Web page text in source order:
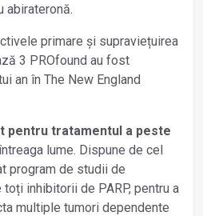
abirateronă.
primare și supraviețuirea
3 PROfound au fost
an în The New England
pentru tratamentul a peste
lume. Dispune de cel
program de studii de
inhibitorii de PARP, pentru a
multiple tumori dependente